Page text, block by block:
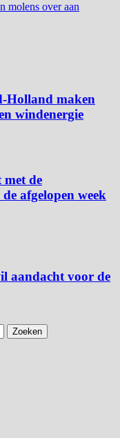
molens over aan
Holland maken
windenergie
met de
afgelopen week
aandacht voor de